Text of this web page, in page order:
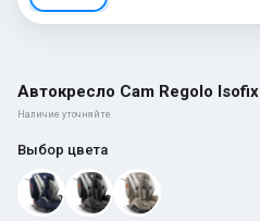
Автокресло Cam Regolo Isofix
Наличие уточняйте
Выбор цвета